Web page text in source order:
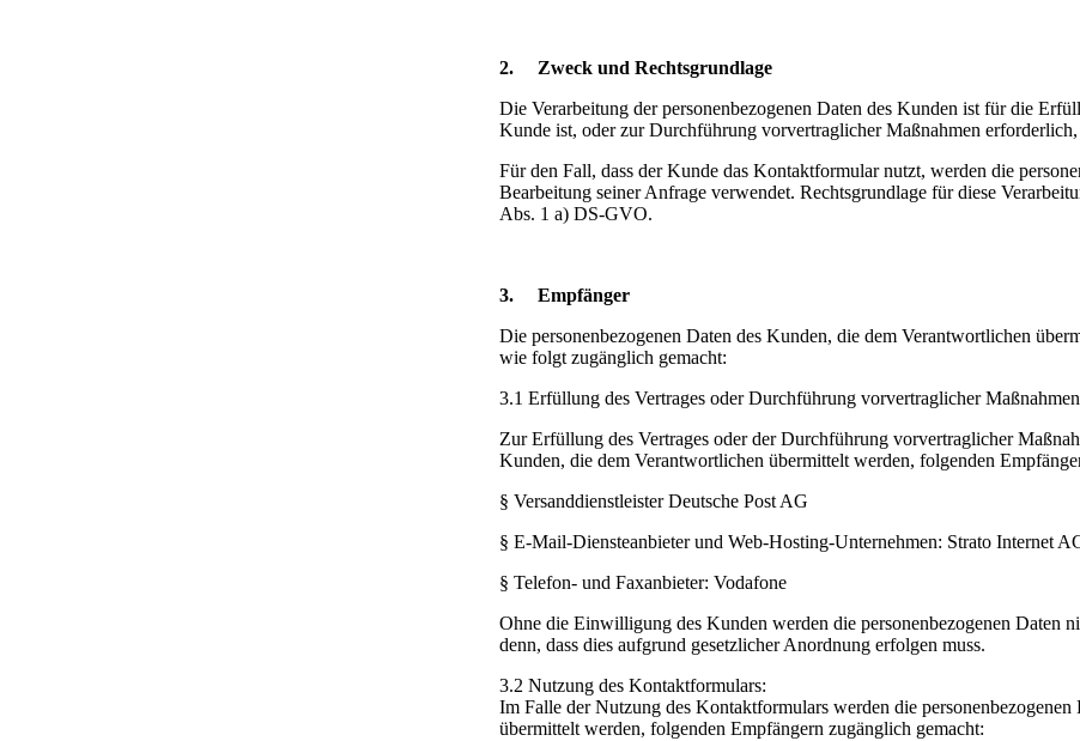
2. Zweck und Rechtsgrundlage
Die Verarbeitung der personenbezogenen Daten des Kunden ist für die
Kunde ist, oder zur Durchführung vorvertraglicher Maßnahmen
Für den Fall, dass der Kunde das Kontaktformular nutzt, werden die
Bearbeitung seiner Anfrage verwendet. Rechtsgrundlage für diese
Abs. 1 a) DS-GVO.
3. Empfänger
Die personenbezogenen Daten des Kunden, die dem Verantwortlichen
wie folgt zugänglich gemacht:
3.1 Erfüllung des Vertrages oder Durchführung vorvertraglicher Maßnahmen
Zur Erfüllung des Vertrages oder der Durchführung vorvertraglicher
Kunden, die dem Verantwortlichen übermittelt werden, folgenden
§ Versanddienstleister Deutsche Post AG
§ E-Mail-Diensteanbieter und Web-Hosting-Unternehmen: Strato Internet
§ Telefon- und Faxanbieter: Vodafone
Ohne die Einwilligung des Kunden werden die personenbezogenen Daten
denn, dass dies aufgrund gesetzlicher Anordnung erfolgen muss.
3.2 Nutzung des Kontaktformulars:
Im Falle der Nutzung des Kontaktformulars werden die
übermittelt werden, folgenden Empfängern zugänglich gemacht: